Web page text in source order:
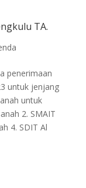
TA.
penerimaan
untuk jenjang
untuk
2. SMAIT
4. SDIT Al